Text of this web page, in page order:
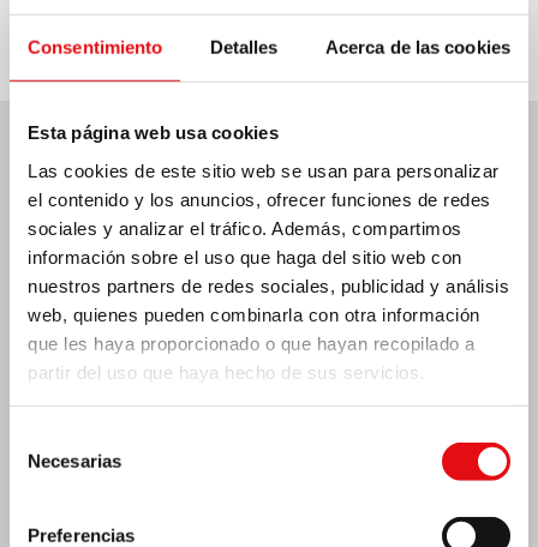
Consentimiento Detalles Acerca de las cookies
Esta página web usa cookies
Las cookies de este sitio web se usan para personalizar
el contenido y los anuncios, ofrecer funciones de redes
sociales y analizar el tráfico. Además, compartimos
información sobre el uso que haga del sitio web con
nuestros partners de redes sociales, publicidad y análisis
web, quienes pueden combinarla con otra información
que les haya proporcionado o que hayan recopilado a
partir del uso que haya hecho de sus servicios.
Necesarias
Preferencias
Últimas noticias:
MÉXICO: ASAMBLEA PLENARIA OCD